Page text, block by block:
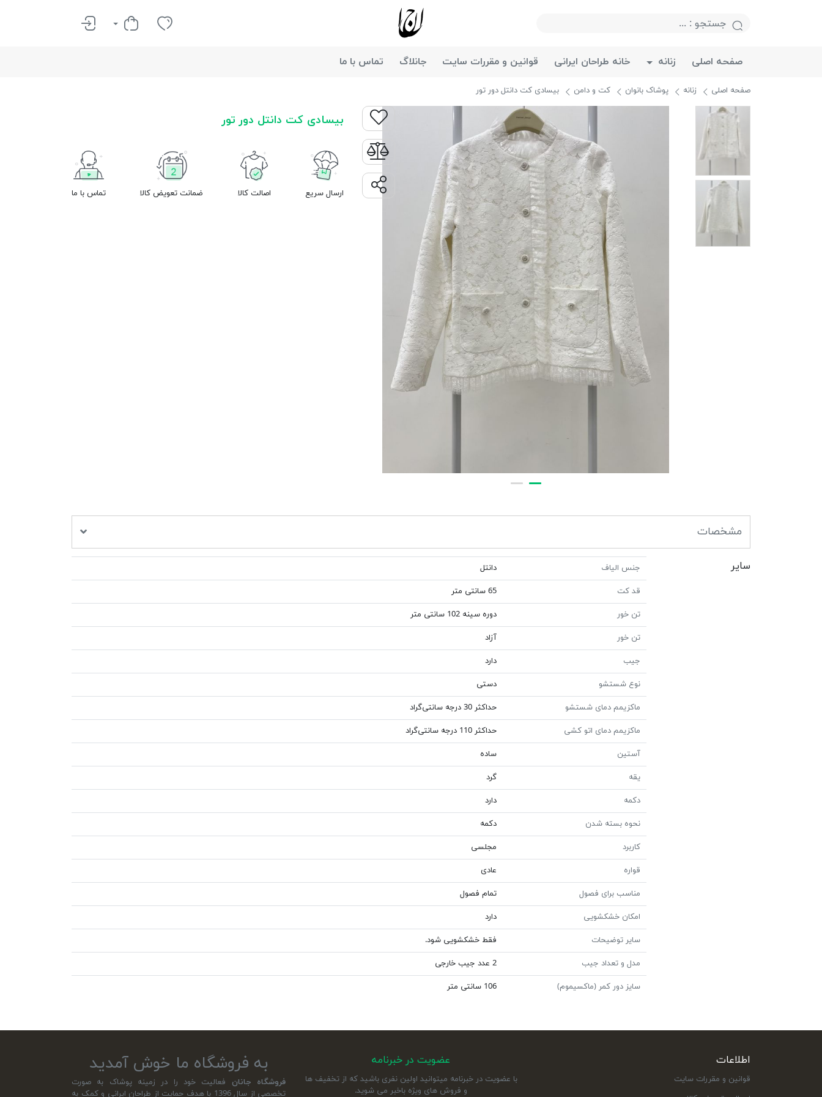
صفحه اصلی زنانه خانه طراحان ایرانی قوانین و مقررات سایت جانلاگ تماس با ما
صفحه اصلی زنانه پوشاک بانوان کت و دامن بیسادی کت دانتل دور تور
بیسادی کت دانتل دور تور
ارسال سریع اصالت کالا ضمانت تعویض کالا تماس با ما
مشخصات
سایر جنس الیاف دانتل
قد کت 65 سانتی متر
تن خور دوره سینه 102 سانتی متر
تن خور آزاد
جیب دارد
نوع شستشو دستی
ماکزیمم دمای شستشو حداکثر 30 درجه سانتی‌گراد
ماکزیمم دمای اتو کشی حداکثر 110 درجه سانتی‌گراد
آستین ساده
یقه گرد
دکمه دارد
نحوه بسته شدن دکمه
کاربرد مجلسی
قواره عادی
مناسب برای فصول تمام فصول
امکان خشکشویی دارد
سایر توضیحات فقط خشکشویی شود.
مدل و تعداد جیب 2 عدد جیب خارجی
سایز دور کمر (ماکسیموم) 106 سانتی متر
اطلاعات
قوانین و مقررات سایت
عضویت در خبرنامه
با عضویت در خبرنامه میتوانید اولین نفری باشید که از تخفیف ها
و فروش های ویژه باخبر می شوید.
به فروشگاه ما خوش آمدید
فروشگاه جانان فعالیت خود را در زمینه پوشاک به صورت
تخصصی از سال 1396 با هدف حمایت از طراحان ایرانی و کمک به